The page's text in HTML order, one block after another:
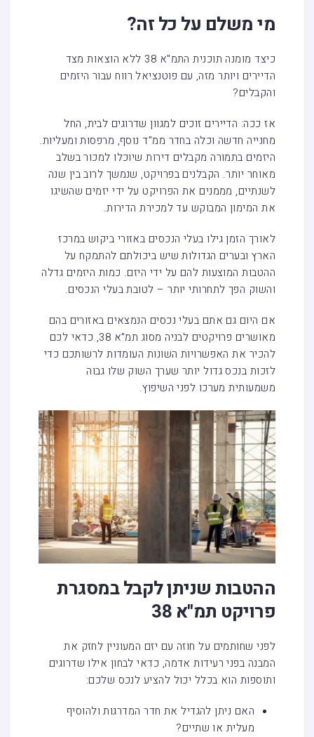
מי משלם על כל זה?
כיצד מומנה תוכנית התמ"א 38 ללא הוצאות מצד
הדיירים ויותר מזה, עם פוטנציאל רווח עבור היזמים
והקבלים?
אז ככה: הדיירים זוכים למגוון שדרוגים לבית, החל
מחנייה חדשה וכלה בחדר ממ"ד נוסף, מרפסות ומעליות.
היזמים בתמורה מקבלים דירות שיוכלו למכור בשלב
מאוחר יותר. הקבלנים בפרויקט, שנמשך לרוב בין שנה
לשנתיים, מממנים את הפרויקט על ידי יזמים שהשיגו
את המימון המבוקש עד למכירת הדירות.
לאורך הזמן גילו בעלי הנכסים באזורי ביקוש במרכז
הארץ ובערים הגדולות שיש ביכולתם להתמקח על
ההטבות המוצעות להם על ידי היזם. כמות היזמים גדלה
והשוק הפך לתחרותי יותר – לטובת בעלי הנכסים.
אם היום גם אתם בעלי נכסים הנמצאים באזורים בהם
מאושרים פרויקטים לבניה מסוג תמ"א 38, כדאי לכם
להכיר את האפשרויות השונות העומדות לרשותכם כדי
לזכות בנכס גדול יותר שערך השוק שלו גבוה
משמעותית מערכו לפני השיפוץ.
ההטבות שניתן לקבל במסגרת
פרויקט תמ"א 38
לפני שחותמים על חוזה עם יזם המעוניין לחזק את
המבנה בפני רעידות אדמה, כדאי לבחון אילו שדרוגים
ותוספות הוא בכלל יכול להציע לנכס שלכם:
האם ניתן להגדיל את חדר המדרגות ולהוסיף
מעלית או שתיים?